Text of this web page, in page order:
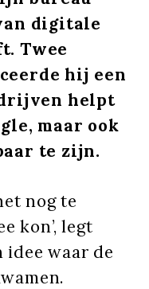
digitale
Twee
hij een
helpt
maar ook
te zijn.
nog te
kon’, legt
idee waar de